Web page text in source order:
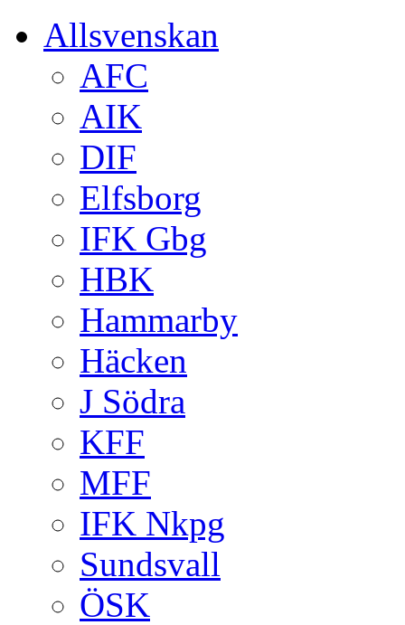
Allsvenskan
AFC
AIK
DIF
Elfsborg
IFK Gbg
HBK
Hammarby
Häcken
J Södra
KFF
MFF
IFK Nkpg
Sundsvall
ÖSK